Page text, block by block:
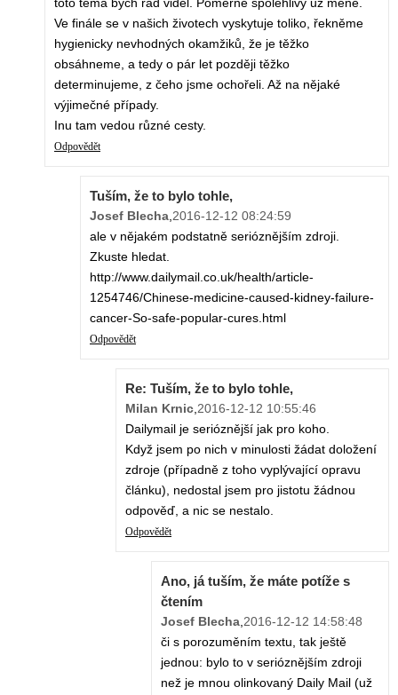
toto téma bych rád viděl. Poměrně spolehlivý už méně.
Ve finále se v našich životech vyskytuje toliko, řekněme
hygienicky nevhodných okamžiků, že je těžko
obsáhneme, a tedy o pár let později těžko
determinujeme, z čeho jsme ochořeli. Až na nějaké
výjimečné případy.
Inu tam vedou různé cesty.
Odpovědět
Tuším, že to bylo tohle,
Josef Blecha,2016-12-12 08:24:59
ale v nějakém podstatně serióznějším zdroji.
Zkuste hledat.
http://www.dailymail.co.uk/health/article-
1254746/Chinese-medicine-caused-kidney-failure-
cancer-So-safe-popular-cures.html
Odpovědět
Re: Tuším, že to bylo tohle,
Milan Krnic,2016-12-12 10:55:46
Dailymail je serióznější jak pro koho.
Když jsem po nich v minulosti žádat doložení
zdroje (případně z toho vyplývající opravu
článku), nedostal jsem pro jistotu žádnou
odpověď, a nic se nestalo.
Odpovědět
Ano, já tuším, že máte potíže s
čtením
Josef Blecha,2016-12-12 14:58:48
či s porozuměním textu, tak ještě
jednou: bylo to v serióznějším zdroji
než je mnou olinkovaný Daily Mail (už